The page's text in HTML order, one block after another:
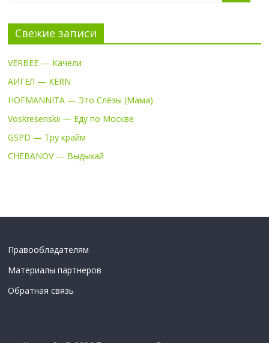
Свежие записи
VERBEE — Качели
АИГЕЛ — KERN
HOFMANNITA — Это Слёзы (Мама)
Voskresenskii — Еду по Москве
GSPD — Тру крайм
CHEBANOV — Выдыхай
Правообладателям
Материалы партнеров
Обратная связь